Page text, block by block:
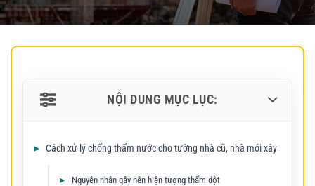
NỘI DUNG MỤC LỤC:
Cách xử lý chống thấm nước cho tường nhà cũ, nhà mới xây
Nguyên nhân gây nên hiện tượng thấm dột